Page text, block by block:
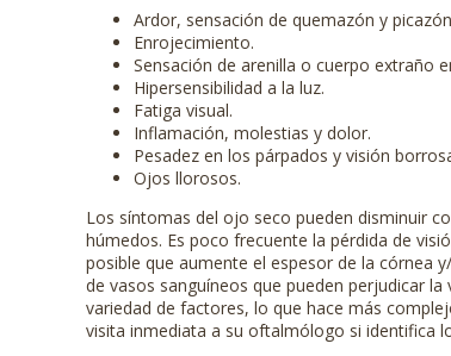
Ardor, sensación de quemazón y
Enrojecimiento.
Sensación de arenilla o cuerpo extraño
Hipersensibilidad a la luz.
Fatiga visual.
Inflamación, molestias y dolor.
Pesadez en los párpados y visión
Ojos llorosos.
Los síntomas del ojo seco pueden disminuir
húmedos. Es poco frecuente la pérdida de
posible que aumente el espesor de la córnea
de vasos sanguíneos que pueden perjudicar
variedad de factores, lo que hace más
visita inmediata a su oftalmólogo si identifica